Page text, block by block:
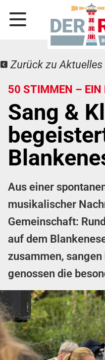
Zurück zu Aktuelles
50 STIMMEN –
Sang &
Aus einer
musikalischer
Gemeinschaft:
auf dem
zusammen,
genossen die